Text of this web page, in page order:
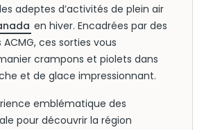
adeptes d’activités de plein air
en hiver. Encadrées par des
ces sorties vous
crampons et piolets dans
et de glace impressionnant.
emblématique des
pour découvrir la région